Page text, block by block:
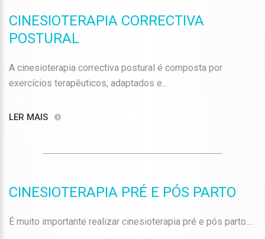
CINESIOTERAPIA CORRECTIVA
POSTURAL
A cinesioterapia correctiva postural é composta por
exercícios terapêuticos, adaptados e...
LER MAIS
CINESIOTERAPIA PRÉ E PÓS PARTO
É muito importante realizar cinesioterapia pré e pós parto....